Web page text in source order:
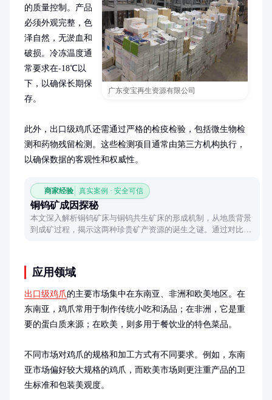
广东变宝再生资源有限公司
的质量控制。产品
必须外观完整，色
泽自然，无淤血和
破损。冷冻温度通
常要求在-18℃以
下，以确保长期保
存。
此外，出口级鸡爪还需通过严格的检疫检验，包括微生物检
测和药物残留检测。这些检测项目通常由第三方机构执行，
以确保数据的客观性和权威性。
商家经验 真实案例 · 安全可信
铜钨矿成因探秘
本文深入解析铜钨矿床与铜钨共生矿床的形成机制，从地质背景
到成矿过程，揭示这两种珍贵矿产资源的诞生之谜。通过对比分
应用领域
出口级鸡爪的主要市场集中在东南亚、非洲和欧美地区。在
东南亚，鸡爪常用于制作传统小吃和汤品；在非洲，它是重
要的蛋白质来源；在欧美，则多用于餐饮业的特色菜品。
不同市场对鸡爪的规格和加工方式有不同要求。例如，东南
亚市场偏好较大规格的鸡爪，而欧美市场则更注重产品的卫
生标准和包装美观度。